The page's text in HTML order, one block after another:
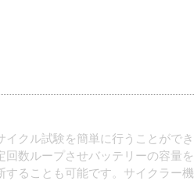
クル試験を簡単に行うことができ
回数ループさせバッテリーの容量を
ることも可能です。サイクラー機